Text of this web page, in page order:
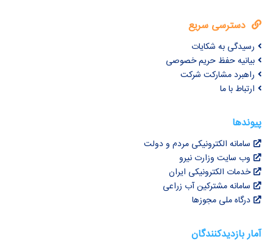
دسترسی سریع
رسیدگی به شکایات
بیانیه حفظ حریم خصوصی
راهبرد مشارکت شرکت
ارتباط با ما
پیوندها
سامانه الکترونیکی مردم و دولت
وب سایت وزارت نیرو
خدمات الکترونیکی ایران
سامانه مشترکین آب زراعی
درگاه ملی مجوزها
آمار بازدیدکنندگان